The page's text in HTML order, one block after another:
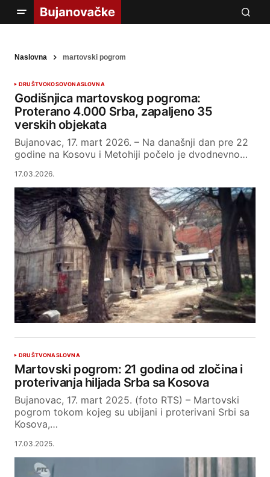
Naslovna martovski pogrom
DRUŠTVOKOSOVONASLOVNA
Godišnjica martovskog pogroma:
Proterano 4.000 Srba, zapaljeno 35
verskih objekata
Bujanovac, 17. mart 2026. – Na današnji dan pre 22
godine na Kosovu i Metohiji počelo je dvodnevno…
17.03.2026.
DRUŠTVONASLOVNA
Martovski pogrom: 21 godina od zločina i
proterivanja hiljada Srba sa Kosova
Bujanovac, 17. mart 2025. (foto RTS) – Martovski
pogrom tokom kojeg su ubijani i proterivani Srbi sa
Kosova,…
17.03.2025.